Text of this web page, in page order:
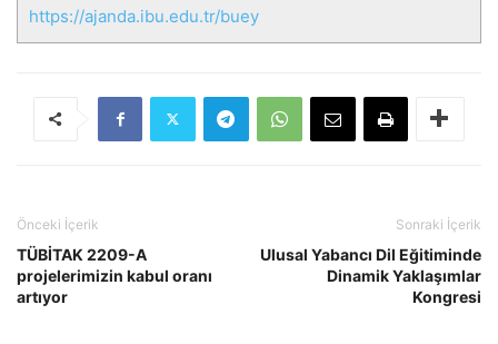
https://ajanda.ibu.edu.tr/buey
Önceki İçerik
TÜBİTAK 2209-A
projelerimizin kabul oranı
artıyor
Sonraki İçerik
Ulusal Yabancı Dil Eğitiminde
Dinamik Yaklaşımlar
Kongresi